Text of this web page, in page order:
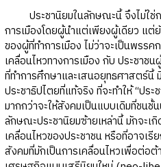
ประชานิยมในลักษณะนี้ จึงไม่ใช่ก
การเมืองโดยผู้นำแต่เพียงผู้เดียว แต่
ของผู้ที่ทำการเมือง ไม่ว่าจะเป็นพรร
เคลื่อนไหวทางการเมือง กับ ประชาช
ที่ทำการศึกษาและเสนอยุทธศาสตร์นี้
ประชาธิปไตยที่แท้จริง ที่จะทำให้ “ปร
มากกว่าจะให้สังคมเป็นแบบเดิมที่ชนชั้
ลักษณะประชานิยมซ้ายเหล่านี้ มักจะเ
เคลื่อนไหวของประชาชน หรือที่อาจเรี
สังคมที่มักเป็นการเคลื่อนไหวเพื่อต่อต้